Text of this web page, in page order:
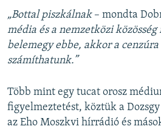
„Bottal piszkálnak– mondta
média és a nemzetközi
belemegy ebbe, akkor a
számíthatunk.”
Több mint egy tucat orosz
figyelmeztetést, köztük a Dozsgy
az Eho Moszkvi hírrádió és